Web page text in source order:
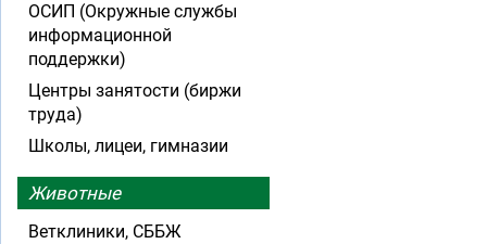
ОСИП (Окружные службы
информационной
поддержки)
Центры занятости (биржи
труда)
Школы, лицеи, гимназии
Животные
Ветклиники, СББЖ